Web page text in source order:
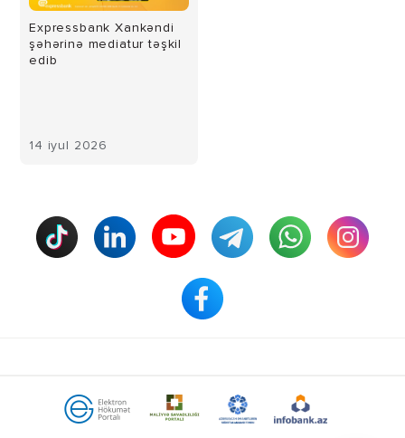
Expressbank Xankəndi
şəhərinə mediatur təşkil
edib
14 iyul 2026